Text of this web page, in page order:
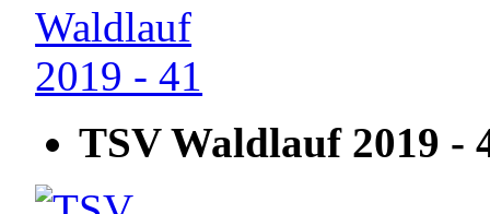
TSV Waldlauf 2019 -